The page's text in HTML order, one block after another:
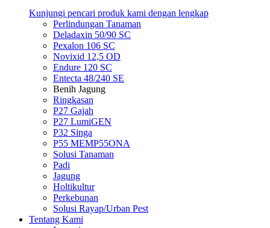
Kunjungi pencari produk kami dengan lengkap
Perlindungan Tanaman
Deladaxin 50/90 SC
Pexalon 106 SC
Novixid 12,5 OD
Endure 120 SC
Entecta 48/240 SE
Benih Jagung
Ringkasan
P27 Gajah
P27 LumiGEN
P32 Singa
P55 MEMP55ONA
Solusi Tanaman
Padi
Jagung
Holtikultur
Perkebunan
Solusi Rayap/Urban Pest
Tentang Kami